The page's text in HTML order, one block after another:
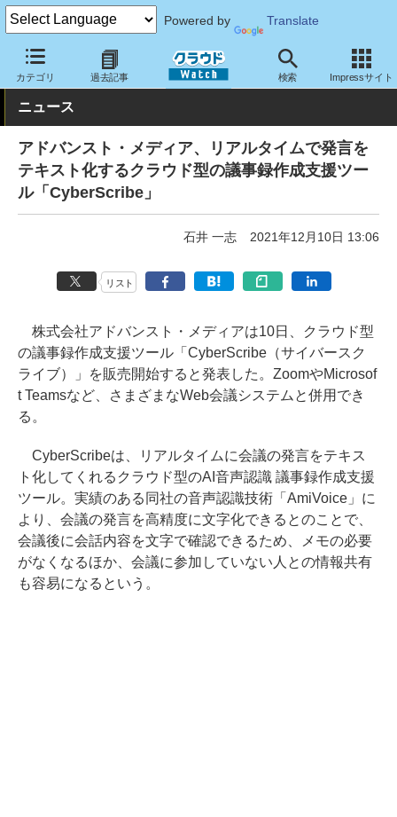
Powered by Translate
カテゴリ 過去記事 検索 Impressサイト
クラウド Watch サービス・ソフト サービス その他
ニュース
アドバンスト・メディア、リアルタイムで発言を
テキスト化するクラウド型の議事録作成支援ツー
ル「CyberScribe」
石井 一志 2021年12月10日 13:06
リスト
株式会社アドバンスト・メディアは10日、クラウド型
の議事録作成支援ツール「CyberScribe（サイバースク
ライブ）」を販売開始すると発表した。ZoomやMicrosof
t Teamsなど、さまざまなWeb会議システムと併用でき
る。
CyberScribeは、リアルタイムに会議の発言をテキス
ト化してくれるクラウド型のAI音声認識 議事録作成支援
ツール。実績のある同社の音声認識技術「AmiVoice」に
より、会議の発言を高精度に文字化できるとのことで、
会議後に会話内容を文字で確認できるため、メモの必要
がなくなるほか、会議に参加していない人との情報共有
も容易になるという。